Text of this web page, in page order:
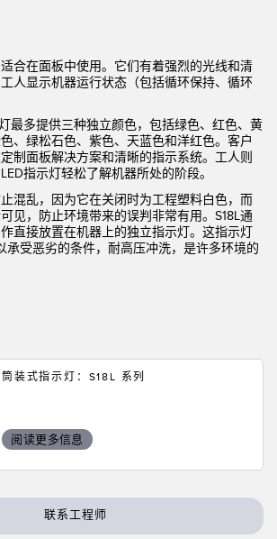
感器
传感器
器
合在面板中使用。它们有着强烈的光线和清
人显示机器运行状态（包括循环保持、循环
最多提供三种独立颜色，包括绿色、红色、黄
、绿松石色、紫色、天蓝色和洋红色。客户
制面板解决方案和清晰的指示系统。工人则
指示灯轻松了解机器所处的阶段。
混乱，因为它在关闭时为工程塑料白色，而
见，防止环境带来的误判非常有用。S18L通
直接放置在机器上的独立指示灯。这指示灯
承受恶劣的条件，耐高压冲洗，是许多环境的
筒装式指示灯：S18L 系列
阅读更多信息
联系工程师